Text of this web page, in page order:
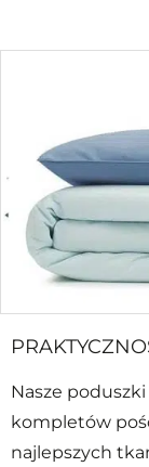
Nasze
kompletów
najlepszych